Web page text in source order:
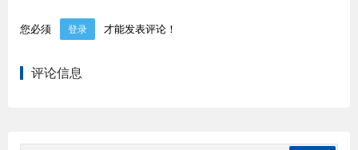
您必须 登录 才能发表评论！
评论信息